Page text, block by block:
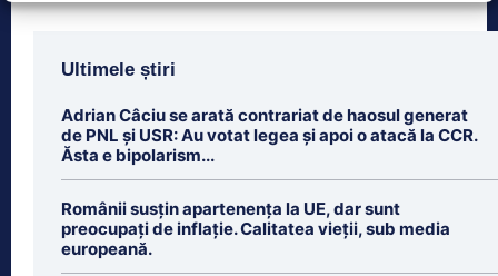
Ultimele știri
Adrian Câciu se arată contrariat de haosul generat
de PNL și USR: Au votat legea și apoi o atacă la CCR.
Ăsta e bipolarism...
Românii susțin apartenența la UE, dar sunt
preocupați de inflație. Calitatea vieții, sub media
europeană.